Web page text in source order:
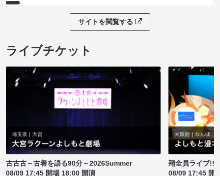
サイトを閲覧する
ライブチケット
古古古～古着を語る90分～2026Summer
08/09 17:45 開場 18:00 開演
翔全員ライブ!!!
08/09 17:45 開